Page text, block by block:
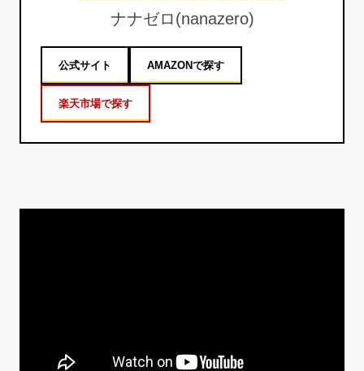
ナナゼロ(nanazero)
公式サイト AMAZONで探す
楽天市場で探す